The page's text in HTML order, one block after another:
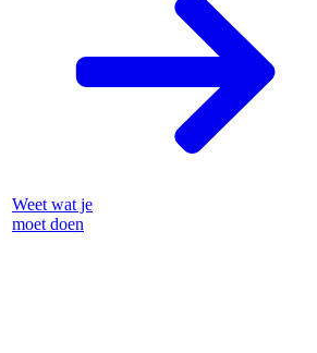
Weet wat je
moet doen